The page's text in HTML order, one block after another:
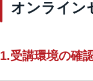
オンライン
1.受講環境の確